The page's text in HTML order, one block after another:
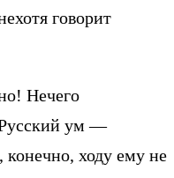
говорит
Нечего
ум —
конечно, ходу ему не